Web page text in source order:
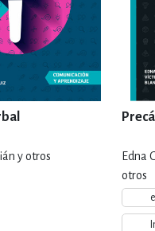
y otros
Edna
otros